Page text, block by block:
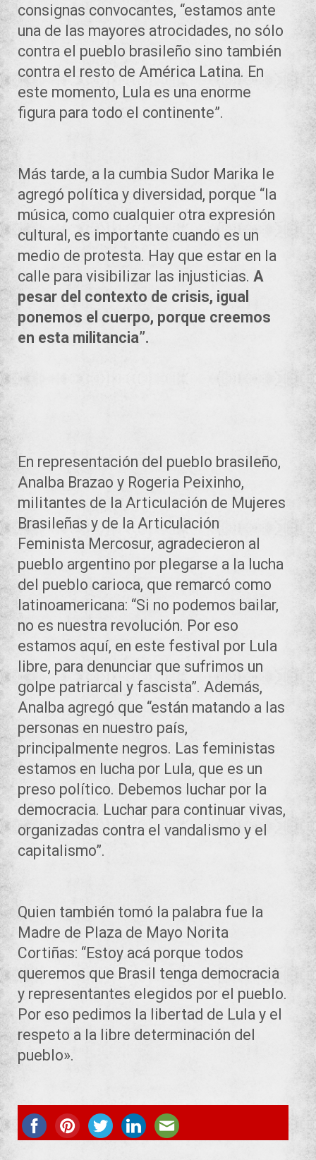
consignas convocantes, “estamos ante
una de las mayores atrocidades, no sólo
contra el pueblo brasileño sino también
contra el resto de América Latina. En
este momento, Lula es una enorme
figura para todo el continente”.
Más tarde, a la cumbia Sudor Marika le
agregó política y diversidad, porque “la
música, como cualquier otra expresión
cultural, es importante cuando es un
medio de protesta. Hay que estar en la
calle para visibilizar las injusticias. A
pesar del contexto de crisis, igual
ponemos el cuerpo, porque creemos
en esta militancia”.
En representación del pueblo brasileño,
Analba Brazao y Rogeria Peixinho,
militantes de la Articulación de Mujeres
Brasileñas y de la Articulación
Feminista Mercosur, agradecieron al
pueblo argentino por plegarse a la lucha
del pueblo carioca, que remarcó como
latinoamericana: “Si no podemos bailar,
no es nuestra revolución. Por eso
estamos aquí, en este festival por Lula
libre, para denunciar que sufrimos un
golpe patriarcal y fascista”. Además,
Analba agregó que “están matando a las
personas en nuestro país,
principalmente negros. Las feministas
estamos en lucha por Lula, que es un
preso político. Debemos luchar por la
democracia. Luchar para continuar vivas,
organizadas contra el vandalismo y el
capitalismo”.
Quien también tomó la palabra fue la
Madre de Plaza de Mayo Norita
Cortiñas: “Estoy acá porque todos
queremos que Brasil tenga democracia
y representantes elegidos por el pueblo.
Por eso pedimos la libertad de Lula y el
respeto a la libre determinación del
pueblo».